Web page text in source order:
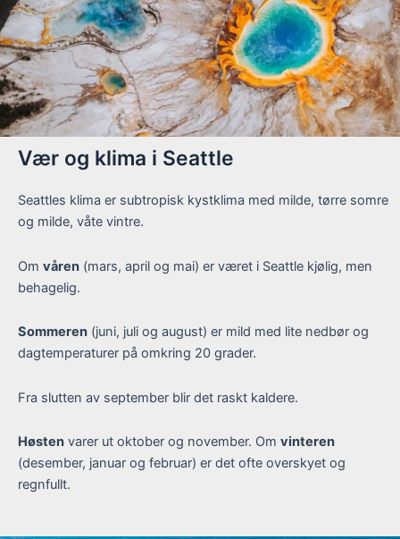
Vær og klima i Seattle
Seattles klima er subtropisk kystklima med milde, tørre somre
og milde, våte vintre.
Om våren (mars, april og mai) er været i Seattle kjølig, men
behagelig.
Sommeren (juni, juli og august) er mild med lite nedbør og
dagtemperaturer på omkring 20 grader.
Fra slutten av september blir det raskt kaldere.
Høsten varer ut oktober og november. Om vinteren
(desember, januar og februar) er det ofte overskyet og
regnfullt.